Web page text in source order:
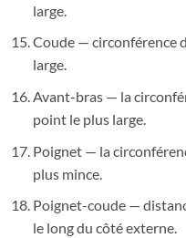
large.
Coude — circonférence
large.
Avant-bras — la
point le plus large.
Poignet — la
plus mince.
Poignet-coude —
le long du côté externe.